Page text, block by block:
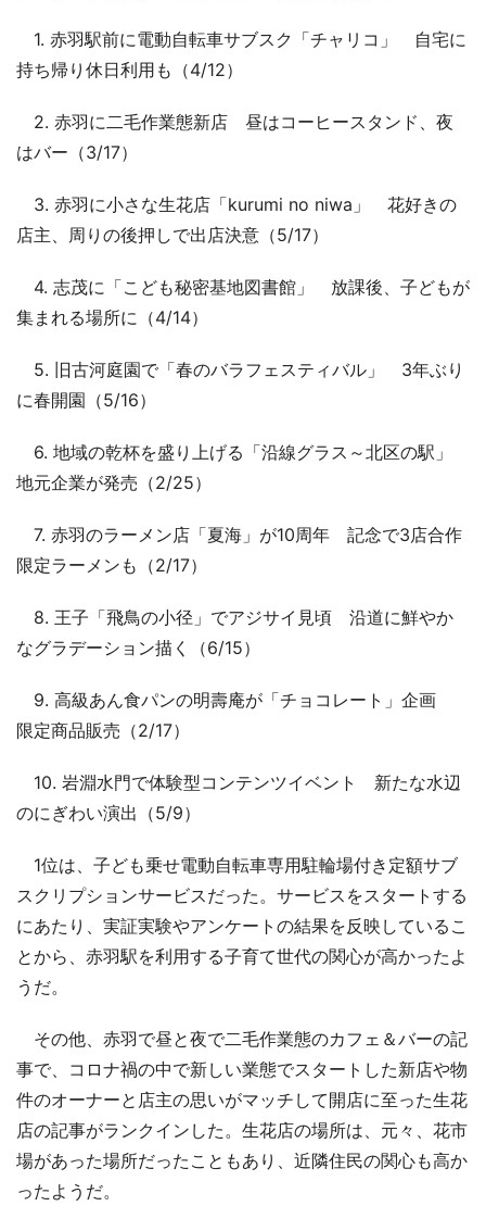
1. 赤羽駅前に電動自転車サブスク「チャリコ」 自宅に
持ち帰り休日利用も（4/12）
2. 赤羽に二毛作業態新店 昼はコーヒースタンド、夜
はバー（3/17）
3. 赤羽に小さな生花店「kurumi no niwa」 花好きの
店主、周りの後押しで出店決意（5/17）
4. 志茂に「こども秘密基地図書館」 放課後、子どもが
集まれる場所に（4/14）
5. 旧古河庭園で「春のバラフェスティバル」 3年ぶり
に春開園（5/16）
6. 地域の乾杯を盛り上げる「沿線グラス～北区の駅」
地元企業が発売（2/25）
7. 赤羽のラーメン店「夏海」が10周年 記念で3店合作
限定ラーメンも（2/17）
8. 王子「飛鳥の小径」でアジサイ見頃 沿道に鮮やか
なグラデーション描く（6/15）
9. 高級あん食パンの明壽庵が「チョコレート」企画
限定商品販売（2/17）
10. 岩淵水門で体験型コンテンツイベント 新たな水辺
のにぎわい演出（5/9）
1位は、子ども乗せ電動自転車専用駐輪場付き定額サブ
スクリプションサービスだった。サービスをスタートする
にあたり、実証実験やアンケートの結果を反映しているこ
とから、赤羽駅を利用する子育て世代の関心が高かったよ
うだ。
その他、赤羽で昼と夜で二毛作業態のカフェ＆バーの記
事で、コロナ禍の中で新しい業態でスタートした新店や物
件のオーナーと店主の思いがマッチして開店に至った生花
店の記事がランクインした。生花店の場所は、元々、花市
場があった場所だったこともあり、近隣住民の関心も高か
ったようだ。